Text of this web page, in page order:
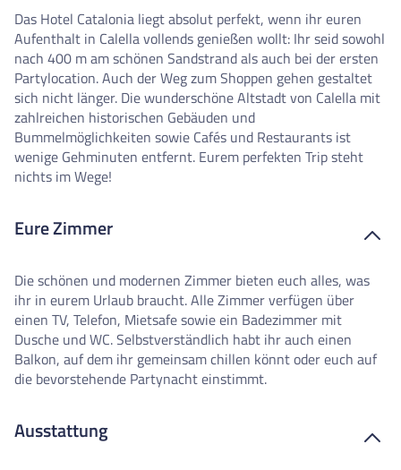
Das Hotel Catalonia liegt absolut perfekt, wenn ihr euren
Aufenthalt in Calella vollends genießen wollt: Ihr seid sowohl
nach 400 m am schönen Sandstrand als auch bei der ersten
Partylocation. Auch der Weg zum Shoppen gehen gestaltet
sich nicht länger. Die wunderschöne Altstadt von Calella mit
zahlreichen historischen Gebäuden und
Bummelmöglichkeiten sowie Cafés und Restaurants ist
wenige Gehminuten entfernt. Eurem perfekten Trip steht
nichts im Wege!
Eure Zimmer
Die schönen und modernen Zimmer bieten euch alles, was
ihr in eurem Urlaub braucht. Alle Zimmer verfügen über
einen TV, Telefon, Mietsafe sowie ein Badezimmer mit
Dusche und WC. Selbstverständlich habt ihr auch einen
Balkon, auf dem ihr gemeinsam chillen könnt oder euch auf
die bevorstehende Partynacht einstimmt.
Ausstattung